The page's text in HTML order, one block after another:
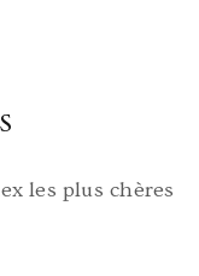
les plus chères